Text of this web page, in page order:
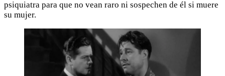
psiquiatra para que no vean raro ni sospechen de él si muere
su mujer.